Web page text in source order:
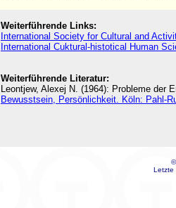
Weiterführende Links:
International Society for Cultural and
International Cuktural-histotical Human
Weiterführende Literatur:
Leontjew, Alexej N. (1964): Probleme
Bewusstsein, Persönlichkeit. Köln: Pahl-
Letzte